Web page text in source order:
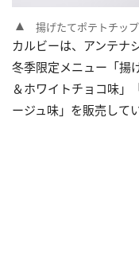
揚げたてポテトチッ
カルビーは、アンテナ
冬季限定メニュー「揚
＆ホワイトチョコ味」
ージュ味」を販売してい